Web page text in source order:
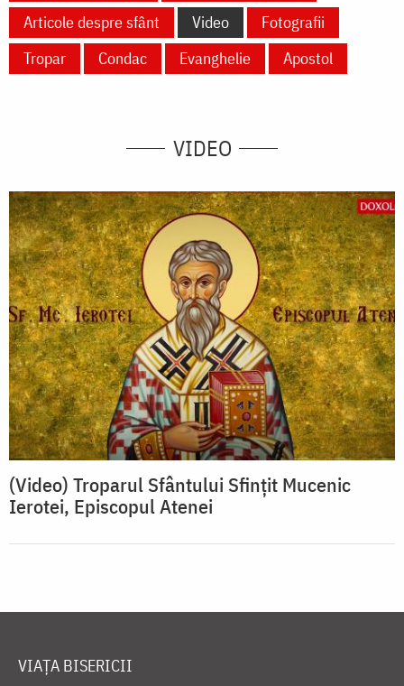
Articole despre sfânt
Video
Fotografii
Tropar
Condac Evanghelie Apostol
VIDEO
(Video) Troparul Sfântului Sfinţit Mucenic
Ierotei, Episcopul Atenei
VIAȚA BISERICII